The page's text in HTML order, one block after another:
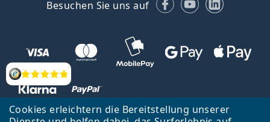
Cookies erleichtern die Bereitstellung unserer
Bewertung
Besuchen Sie uns auf